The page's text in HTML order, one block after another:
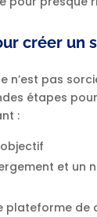
créer un
n’est pas
étapes
:
et un
plateforme de